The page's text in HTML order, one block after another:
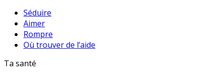
Séduire
Aimer
Rompre
Où trouver de l’aide
Ta santé